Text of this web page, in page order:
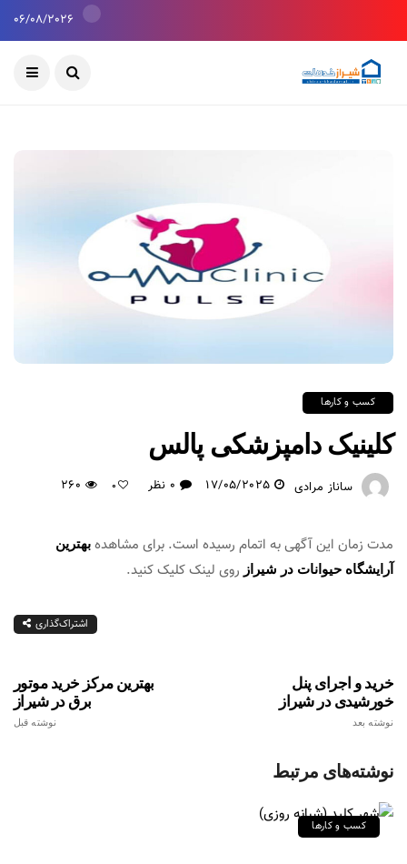
06/08/2026
کسب و کارها
کلینیک دامپزشکی پالس
ساناز مرادی 17/05/2025 0 نظر 0
260
مدت زمان این آگهی به اتمام رسیده است. برای مشاهده بهترین
آرایشگاه حیوانات در شیراز روی لینک کلیک کنید.
اشتراک‌گذاری
بهترین مرکز خرید موتور
برق در شیراز
نوشته قبل
خرید و اجرای پنل
خورشیدی در شیراز
نوشته بعد
نوشته‌های مرتبط
کسب و کارها